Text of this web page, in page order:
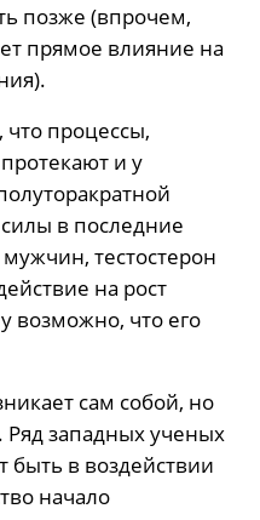
позже (впрочем,
прямое влияние на
процессы,
и у
в последние
мужчин, тестостерон
на рост
что его
сам собой, но
Ряд западных ученых
быть в воздействии
начало